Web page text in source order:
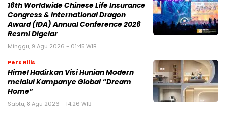
16th Worldwide Chinese Life Insurance
Congress & International Dragon
Award (IDA) Annual Conference 2026
Resmi Digelar
Minggu, 9 Agu 2026 - 01:45 WIB
Pers Rilis
Himel Hadirkan Visi Hunian Modern
melalui Kampanye Global “Dream
Home”
Sabtu, 8 Agu 2026 - 14:26 WIB